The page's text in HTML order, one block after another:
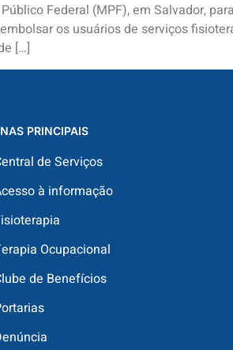
Federal (MPF), em Salvador,
os usuários de serviços
[…]
PRINCIPAIS
de Serviços
à informação
Ocupacional
de Benefícios